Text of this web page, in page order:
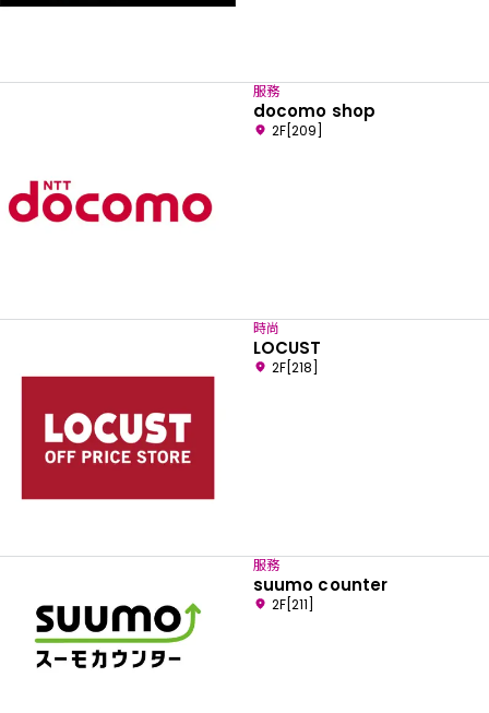
服務
docomo shop
2F[209]
時尚
LOCUST
2F[218]
服務
suumo counter
2F[211]